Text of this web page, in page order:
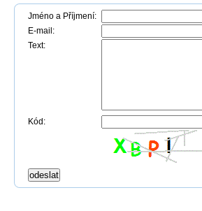
Jméno a Příjmení:
E-mail:
Text:
Kód: